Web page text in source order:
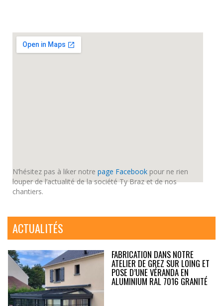
N’hésitez pas à liker notre page Facebook pour ne rien
louper de l’actualité de la société Ty Braz et de nos
chantiers.
ACTUALITÉS
FABRICATION DANS NOTRE
ATELIER DE GREZ SUR LOING ET
POSE D’UNE VÉRANDA EN
ALUMINIUM RAL 7016 GRANITÉ